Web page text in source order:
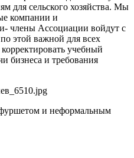
для сельского хозяйства. Мы
компании и
члены Ассоциации войдут с
этой важной для всех
учебный
бизнеса и требования
и неформальным